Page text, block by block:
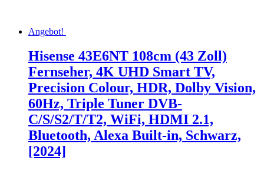
Angebot!
Hisense 43E6NT 108cm (43 Zoll)
Fernseher, 4K UHD Smart TV,
Precision Colour, HDR, Dolby Vision,
60Hz, Triple Tuner DVB-
C/S/S2/T/T2, WiFi, HDMI 2.1,
Bluetooth, Alexa Built-in, Schwarz,
[2024]